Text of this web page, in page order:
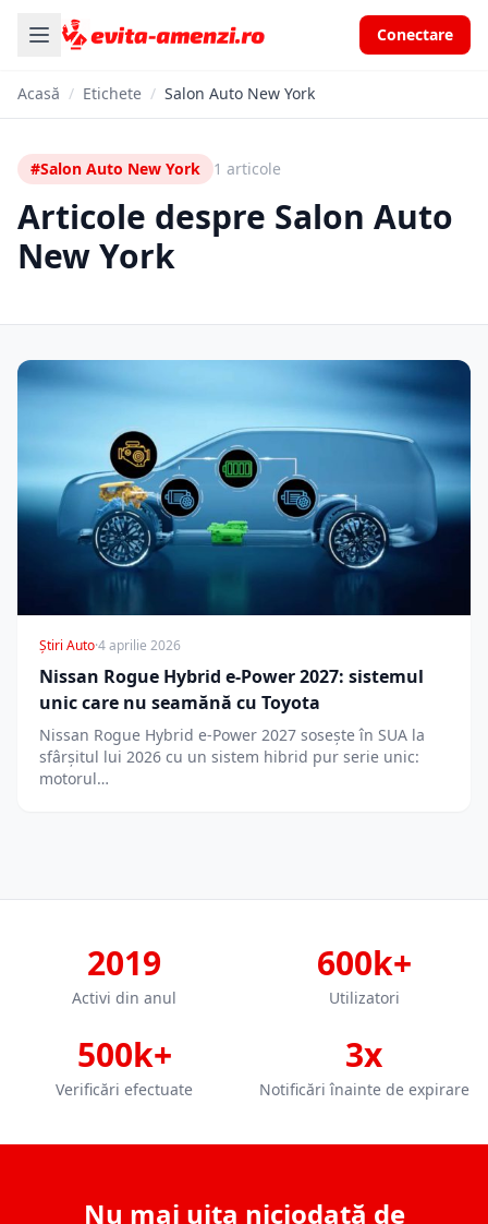
Conectare
Acasă / Etichete / Salon Auto New York
#Salon Auto New York 1 articole
Articole despre Salon Auto
New York
Știri Auto·4 aprilie 2026
Nissan Rogue Hybrid e-Power 2027: sistemul
unic care nu seamănă cu Toyota
Nissan Rogue Hybrid e-Power 2027 sosește în SUA la
sfârșitul lui 2026 cu un sistem hibrid pur serie unic:
motorul…
2019
Activi din anul
600k+
Utilizatori
500k+
Verificări efectuate
3x
Notificări înainte de expirare
Nu mai uita niciodată de